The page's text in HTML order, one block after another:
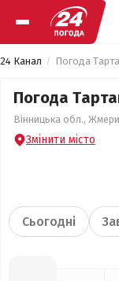
24 Канал Погода
Погода
Вінницька обл.,
Змінити місто
Сьогодні